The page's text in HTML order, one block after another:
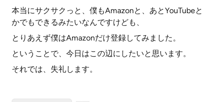
本当にサクサクっと、僕もAmazonと、あとYouTubeと
かでもできるみたいなんですけども、
とりあえず僕はAmazonだけ登録してみました。
ということで、今日はこの辺にしたいと思います。
それでは、失礼します。